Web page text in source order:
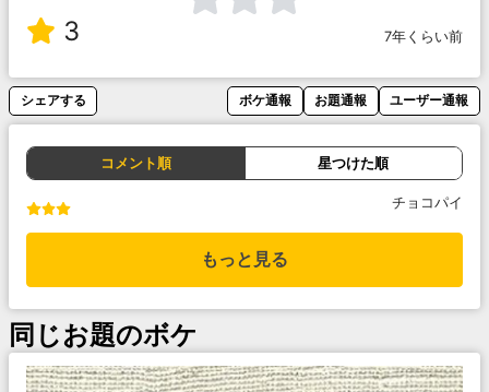
3 7年くらい前
シェアする ボケ通報 お題通報 ユーザー通報
コメント順 星つけた順
チョコパイ
もっと見る
同じお題のボケ